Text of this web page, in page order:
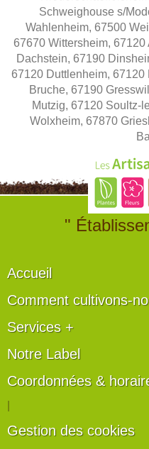
Schweighouse s/
Wahlenheim, 67500
67670 Wittersheim,
Dachstein, 67190
67120 Duttlenheim,
Bruche, 67190
Mutzig, 67120 Soultz-
Wolxheim, 67870
"
Accueil
Comment cultivons-
Services +
Notre Label
Coordonnées &
Gestion des cookies